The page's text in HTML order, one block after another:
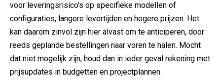
voor leveringsrisico’s op specifieke modellen of
configuraties, langere levertijden en hogere prijzen. Het
kan daarom zinvol zijn hier alvast om te anticiperen, door
reeds geplande bestellingen naar voren te halen. Mocht
dat niet mogelijk zijn, houd dan in ieder geval rekening met
prijsupdates in budgetten en projectplannen.